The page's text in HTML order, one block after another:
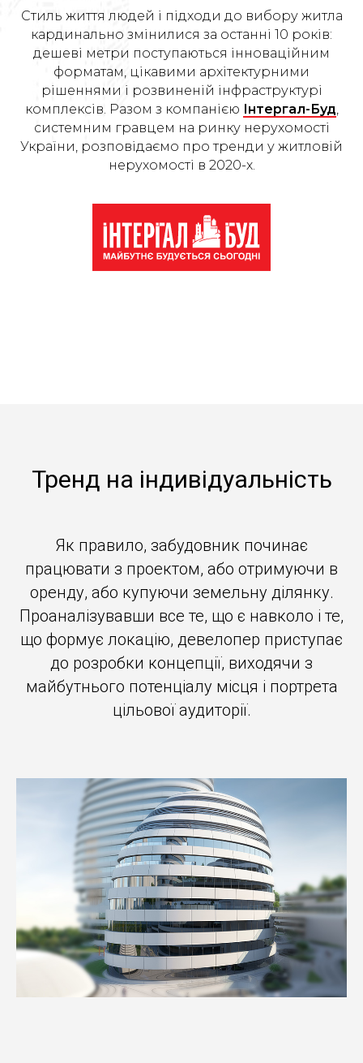
Стиль життя людей і підходи до вибору житла
кардинально змінилися за останні 10 років:
дешеві метри поступаються інноваційним
форматам, цікавими архітектурними
рішеннями і розвиненій інфраструктурі
комплексів. Разом з компанією Інтергал-Буд,
системним гравцем на ринку нерухомості
України, розповідаємо про тренди у житловій
нерухомості в 2020-х.
Тренд на індивідуальність
Як правило, забудовник починає
працювати з проектом, або отримуючи в
оренду, або купуючи земельну ділянку.
Проаналізувавши все те, що є навколо і те,
що формує локацію, девелопер приступає
до розробки концепції, виходячи з
майбутнього потенціалу місця і портрета
цільової аудиторії.